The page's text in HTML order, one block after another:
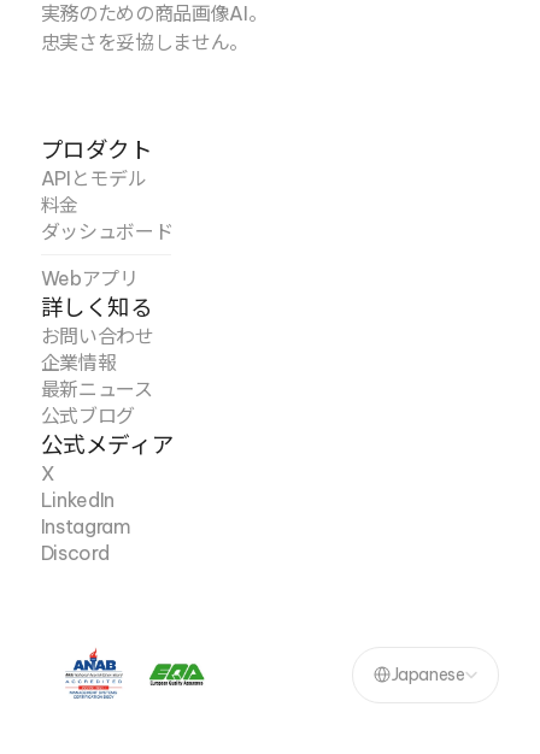
実務のための商品画像AI。
忠実さを妥協しません。
プロダクト
APIとモデル
料金
ダッシュボード
Webアプリ
詳しく知る
お問い合わせ
企業情報
最新ニュース
公式ブログ
公式メディア
X
LinkedIn
Instagram
Discord
Japanese